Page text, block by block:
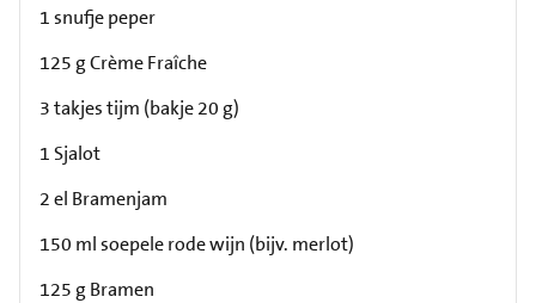
1 snufje peper
125 g Crème Fraîche
3 takjes tijm (bakje 20 g)
1 Sjalot
2 el Bramenjam
150 ml soepele rode wijn (bijv. merlot)
125 g Bramen